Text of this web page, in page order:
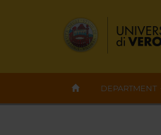
DEPARTMENT